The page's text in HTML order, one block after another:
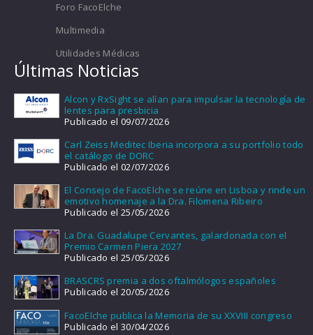
Foro FacoElche
Multimedia
Utilidades Médicas
Últimas Noticias
Alcon y RxSight se alían para impulsar la tecnología de
lentes para presbicia
Publicado el 09/07/2026
Carl Zeiss Meditec Iberia incorpora a su portfolio todo
el catálogo de DORC
Publicado el 02/07/2026
El Consejo de FacoElche se reúne en Lisboa y rinde un
emotivo homenaje a la Dra. Filomena Ribeiro
Publicado el 25/05/2026
La Dra. Guadalupe Cervantes, galardonada con el
Premio Carmen Piera 2027
Publicado el 25/05/2026
BRASCRS premia a dos oftalmólogos españoles
Publicado el 20/05/2026
FacoElche publica la Memoria de su XXVIII congreso
Publicado el 30/04/2026